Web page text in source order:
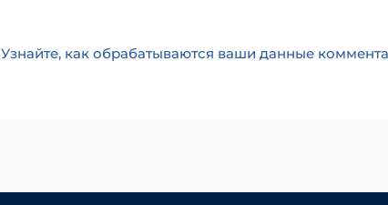
Узнайте, как обрабатываются ваши данные